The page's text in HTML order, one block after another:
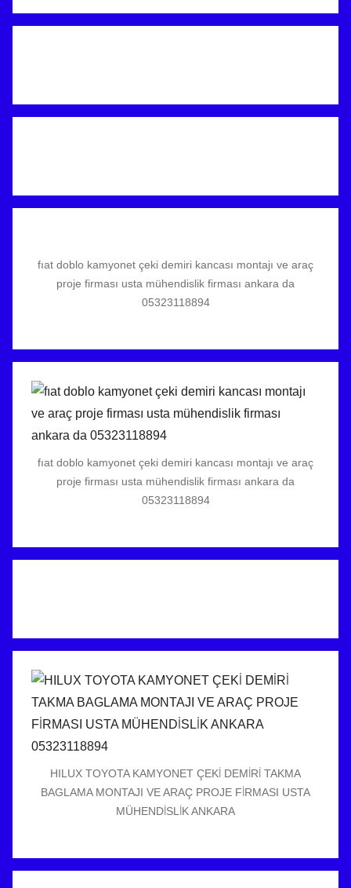
fıat doblo kamyonet çeki demiri kancası montajı ve araç
proje firması usta mühendislik firması ankara da
05323118894
fıat doblo kamyonet çeki demiri kancası montajı ve araç
proje firması usta mühendislik firması ankara da
05323118894
HILUX TOYOTA KAMYONET ÇEKİ DEMİRİ TAKMA
BAGLAMA MONTAJI VE ARAÇ PROJE FİRMASI USTA
MÜHENDİSLİK ANKARA